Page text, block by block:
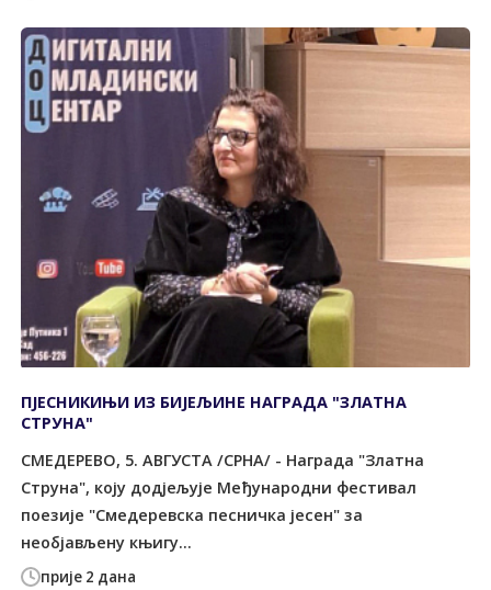
прије 2 дана
ПЈЕСНИКИЊИ ИЗ БИЈЕЉИНЕ НАГРАДА "ЗЛАТНА
СТРУНА"
СМЕДЕРЕВО, 5. АВГУСТА /СРНА/ - Награда "Златна
Струна", коју додјељује Међународни фестивал
поезије "Смедеревска песничка јесен" за
необјављену књигу...